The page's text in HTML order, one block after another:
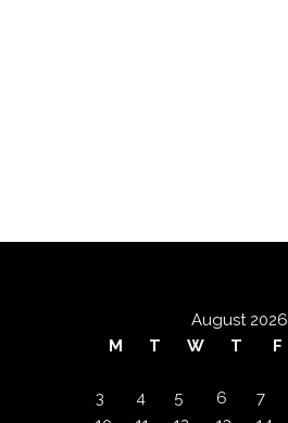
August 2026
M
T W T F
3
4 5 6 7